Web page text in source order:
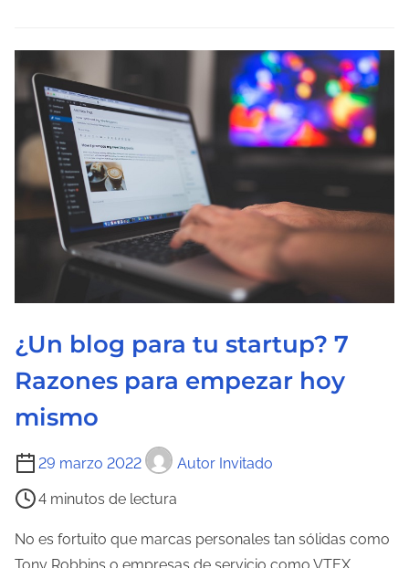
l
e
c
u
a
n
d
¿Un blog para tu startup? 7
Razones para empezar hoy
mismo
29 marzo 2022 Autor Invitado
T
e
m
p
4 minutos de lectura
No es fortuito que marcas personales tan sólidas como